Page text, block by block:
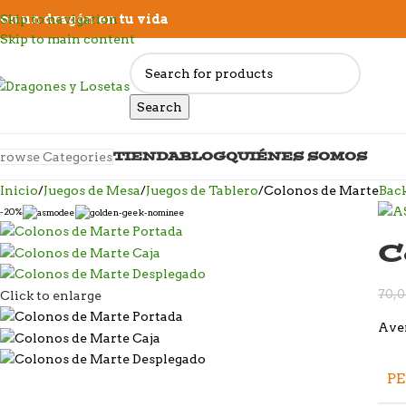
Skip to navigation
Skip to main content
un dragón en tu vida
Search
CategoriesTIENDABLOGQUIÉNES SOMOS
Inicio Juegos de Mesa Juegos de Tablero Colonos de Marte
-20%
Click to enlarge